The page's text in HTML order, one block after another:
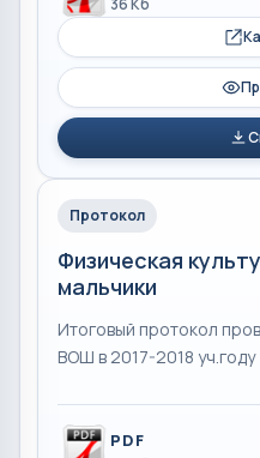
Протокол
Физическая
мальчики
Итоговый протокол
ВОШ в 2017-2018 уч.году
PDF